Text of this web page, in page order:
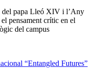
del papa Lleó XIV i l’Any
pensament crític en el
del campus
“Entangled Futures”